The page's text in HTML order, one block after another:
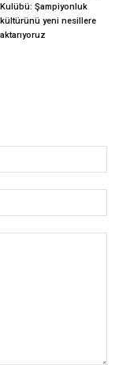
Kulübü: Şampiyonluk
kültürünü yeni nesillere
aktarıyoruz